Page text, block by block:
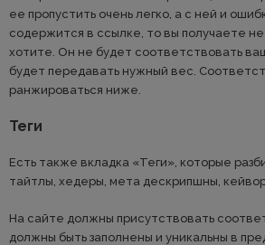
ее пропустить очень легко, а с ней и
содержится в ссылке, то вы получаете не
хотите. Он не будет соответствовать
будет передавать нужный вес.
ранжироваться ниже.
Теги
Есть также вкладка «Теги», которые
тайтлы, хедеры, мета дескрипшны,
На сайте должны присутствовать
должны быть заполнены и уникальны в